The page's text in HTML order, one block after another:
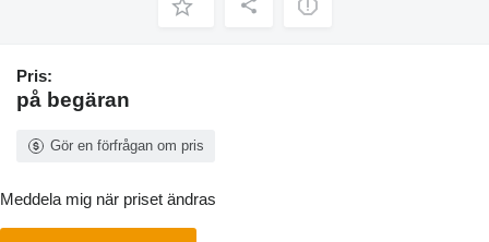
Pris:
på begäran
Gör en förfrågan om pris
Meddela mig när priset ändras